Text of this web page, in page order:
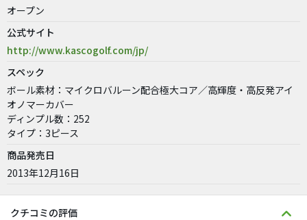
オープン
公式サイト
http://www.kascogolf.com/jp/
スペック
ボール素材：マイクロバルーン配合極大コア／高輝度・高反発アイ
オノマーカバー
ディンプル数：252
タイプ：3ピース
商品発売日
2013年12月16日
クチコミの評価